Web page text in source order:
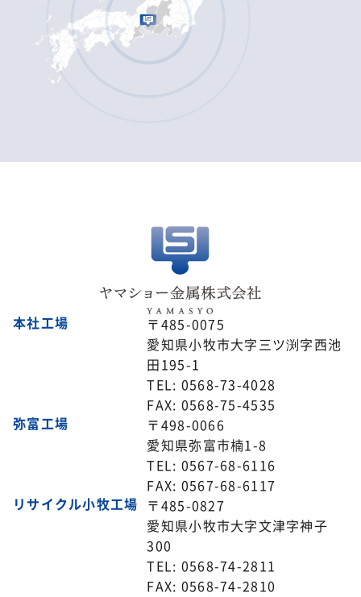
本社工場
〒485-0075
愛知県小牧市大字三ツ渕字西池
田195-1
TEL: 0568-73-4028
FAX: 0568-75-4535
弥富工場
〒498-0066
愛知県弥富市楠1-8
TEL: 0567-68-6116
FAX: 0567-68-6117
リサイクル小牧工場 〒485-0827
愛知県小牧市大字文津字神子
300
TEL: 0568-74-2811
FAX: 0568-74-2810